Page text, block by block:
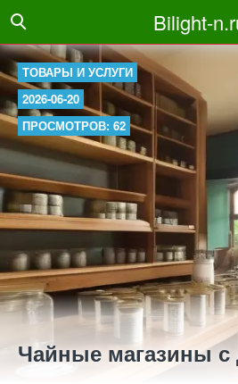
Bilight-
ТОВАРЫ И УСЛУГИ
2026-06-20
ПРОСМОТРОВ: 62
Чайные магазины с